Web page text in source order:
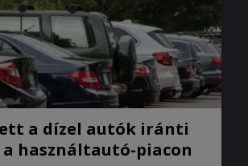
a dízel autók iránti
használtautó-piacon